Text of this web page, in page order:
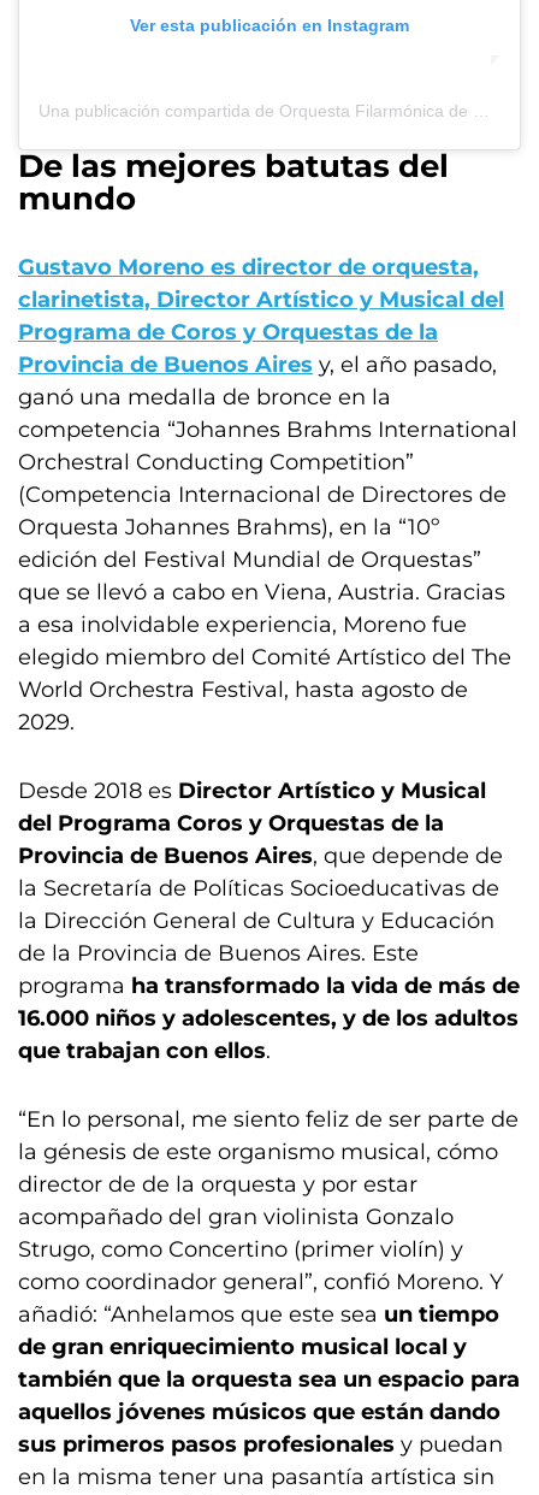
Ver esta publicación en Instagram
De las mejores batutas del
mundo
Gustavo Moreno es director de orquesta,
clarinetista, Director Artístico y Musical del
Programa de Coros y Orquestas de la
Provincia de Buenos Aires y, el año pasado,
ganó una medalla de bronce en la
competencia “Johannes Brahms International
Orchestral Conducting Competition”
(Competencia Internacional de Directores de
Orquesta Johannes Brahms), en la “10º
edición del Festival Mundial de Orquestas”
que se llevó a cabo en Viena, Austria. Gracias
a esa inolvidable experiencia, Moreno fue
elegido miembro del Comité Artístico del The
World Orchestra Festival, hasta agosto de
2029.
Desde 2018 es Director Artístico y Musical
del Programa Coros y Orquestas de la
Provincia de Buenos Aires, que depende de
la Secretaría de Políticas Socioeducativas de
la Dirección General de Cultura y Educación
de la Provincia de Buenos Aires. Este
programa ha transformado la vida de más de
16.000 niños y adolescentes, y de los adultos
que trabajan con ellos.
“En lo personal, me siento feliz de ser parte de
la génesis de este organismo musical, cómo
director de de la orquesta y por estar
acompañado del gran violinista Gonzalo
Strugo, como Concertino (primer violín) y
como coordinador general”, confió Moreno. Y
añadió: “Anhelamos que este sea un tiempo
de gran enriquecimiento musical local y
también que la orquesta sea un espacio para
aquellos jóvenes músicos que están dando
sus primeros pasos profesionales y puedan
en la misma tener una pasantía artística sin